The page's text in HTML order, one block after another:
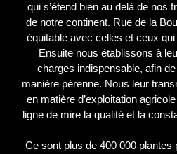
qui s’étend bien au delà de nos
de notre continent. Rue de la
équitable avec celles et ceux
Ensuite nous établissons à
charges indispensable, afin
manière pérenne. Nous leur
en matière d’exploitation
ligne de mire la qualité et la
Ce sont plus de 400 000